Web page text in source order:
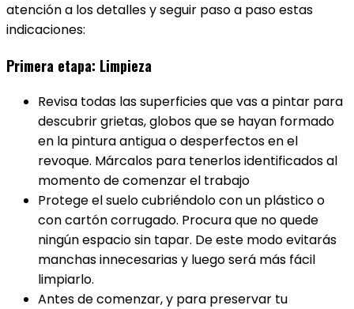
atención a los detalles y seguir paso a paso estas
indicaciones:
Primera etapa: Limpieza
Revisa todas las superficies que vas a pintar para
descubrir grietas, globos que se hayan formado
en la pintura antigua o desperfectos en el
revoque. Márcalos para tenerlos identificados al
momento de comenzar el trabajo
Protege el suelo cubriéndolo con un plástico o
con cartón corrugado. Procura que no quede
ningún espacio sin tapar. De este modo evitarás
manchas innecesarias y luego será más fácil
limpiarlo.
Antes de comenzar, y para preservar tu